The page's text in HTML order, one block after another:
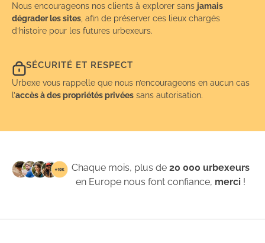
Nous encourageons nos clients à explorer sans jamais
dégrader les sites , afin de préserver ces lieux chargés
d’histoire pour les futures urbexeurs.
SÉCURITÉ ET RESPECT
Urbexe vous rappelle que nous n’encourageons en aucun cas
l’accès à des propriétés privées sans autorisation.
Chaque mois, plus de20 000 urbexeurs
en Europe nous font confiance, merci !